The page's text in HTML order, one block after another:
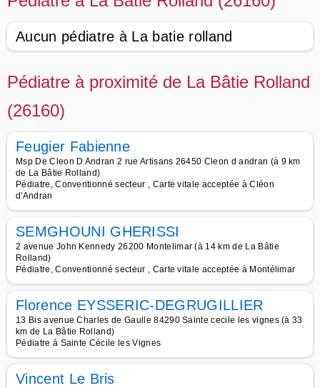
Aucun pédiatre à La batie rolland
Pédiatre à proximité de La Bâtie Rolland
(26160)
Feugier Fabienne
Msp De Cleon D Andran 2 rue Artisans 26450 Cleon d andran (à 9 km
de La Bâtie Rolland)
Pédiatre, Conventionné secteur , Carte vitale acceptée à Cléon
d'Andran
SEMGHOUNI GHERISSI
2 avenue John Kennedy 26200 Montelimar (à 14 km de La Bâtie
Rolland)
Pédiatre, Conventionné secteur , Carte vitale acceptée à Montélimar
Florence EYSSERIC-DEGRUGILLIER
13 Bis avenue Charles de Gaulle 84290 Sainte cecile les vignes (à 33
km de La Bâtie Rolland)
Pédiatre à Sainte Cécile les Vignes
Vincent Le Bris